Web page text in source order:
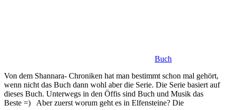
Buch
Von dem Shannara- Chroniken hat man bestimmt schon mal gehört,
wenn nicht das Buch dann wohl aber die Serie. Die Serie basiert auf
dieses Buch. Unterwegs in den Öffis sind Buch und Musik das
Beste =) Aber zuerst worum geht es in Elfensteine? Die